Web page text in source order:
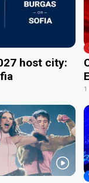
host city: